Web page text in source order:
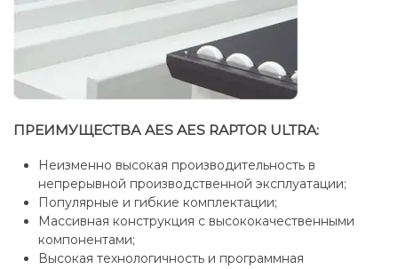
ПРЕИМУЩЕСТВА AES AES RAPTOR ULTRA:
Неизменно высокая производительность в
непрерывной производственной эксплуатации;
Популярные и гибкие комплектации;
Массивная конструкция с высококачественными
компонентами;
Высокая технологичность и программная